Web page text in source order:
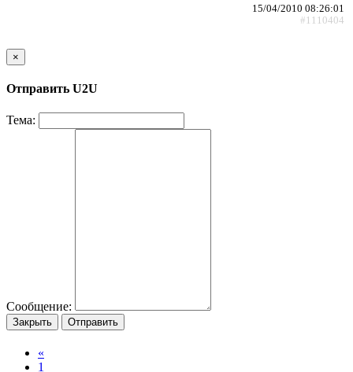
15/04/2010 08:26:01
#1110404
×
Отправить U2U
Тема:
Сообщение:
Закрыть Отправить
«
1